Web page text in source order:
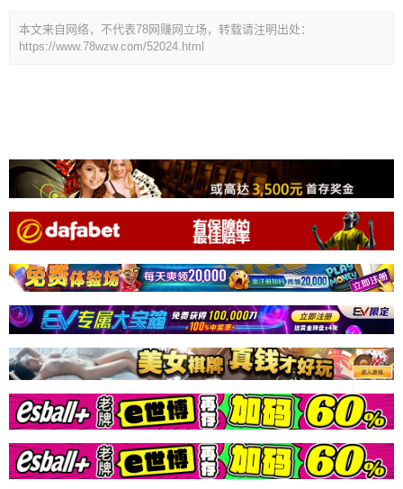
本文来自网络，不代表78网赚网立场，转载请注明出处：
https://www.78wzw.com/52024.html